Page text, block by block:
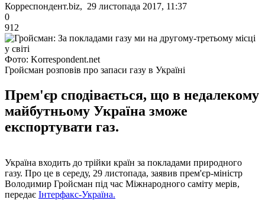
Корреспондент.biz, 29 листопада 2017, 11:37
0
912
Фото: Korrespondent.net
Гройсман розповів про запаси газу в Україні
Прем'єр сподівається, що в недалекому
майбутньому Україна зможе
експортувати газ.
Україна входить до трійки країн за покладами природного
газу. Про це в середу, 29 листопада, заявив прем'єр-міністр
Володимир Гройсман під час Міжнародного саміту мерів,
передає Інтерфакс-Україна.